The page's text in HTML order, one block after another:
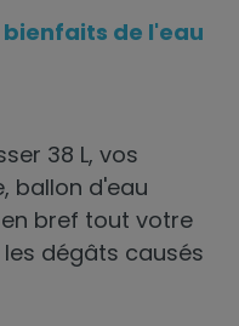
de l'eau
38 L, vos
ballon d'eau
bref tout votre
dégâts causés